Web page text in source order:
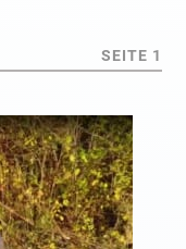
SEITE 1